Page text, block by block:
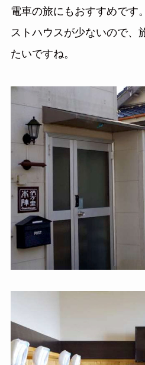
電車の旅にもおすすめです
ストハウスが少ないので、
たいですね。